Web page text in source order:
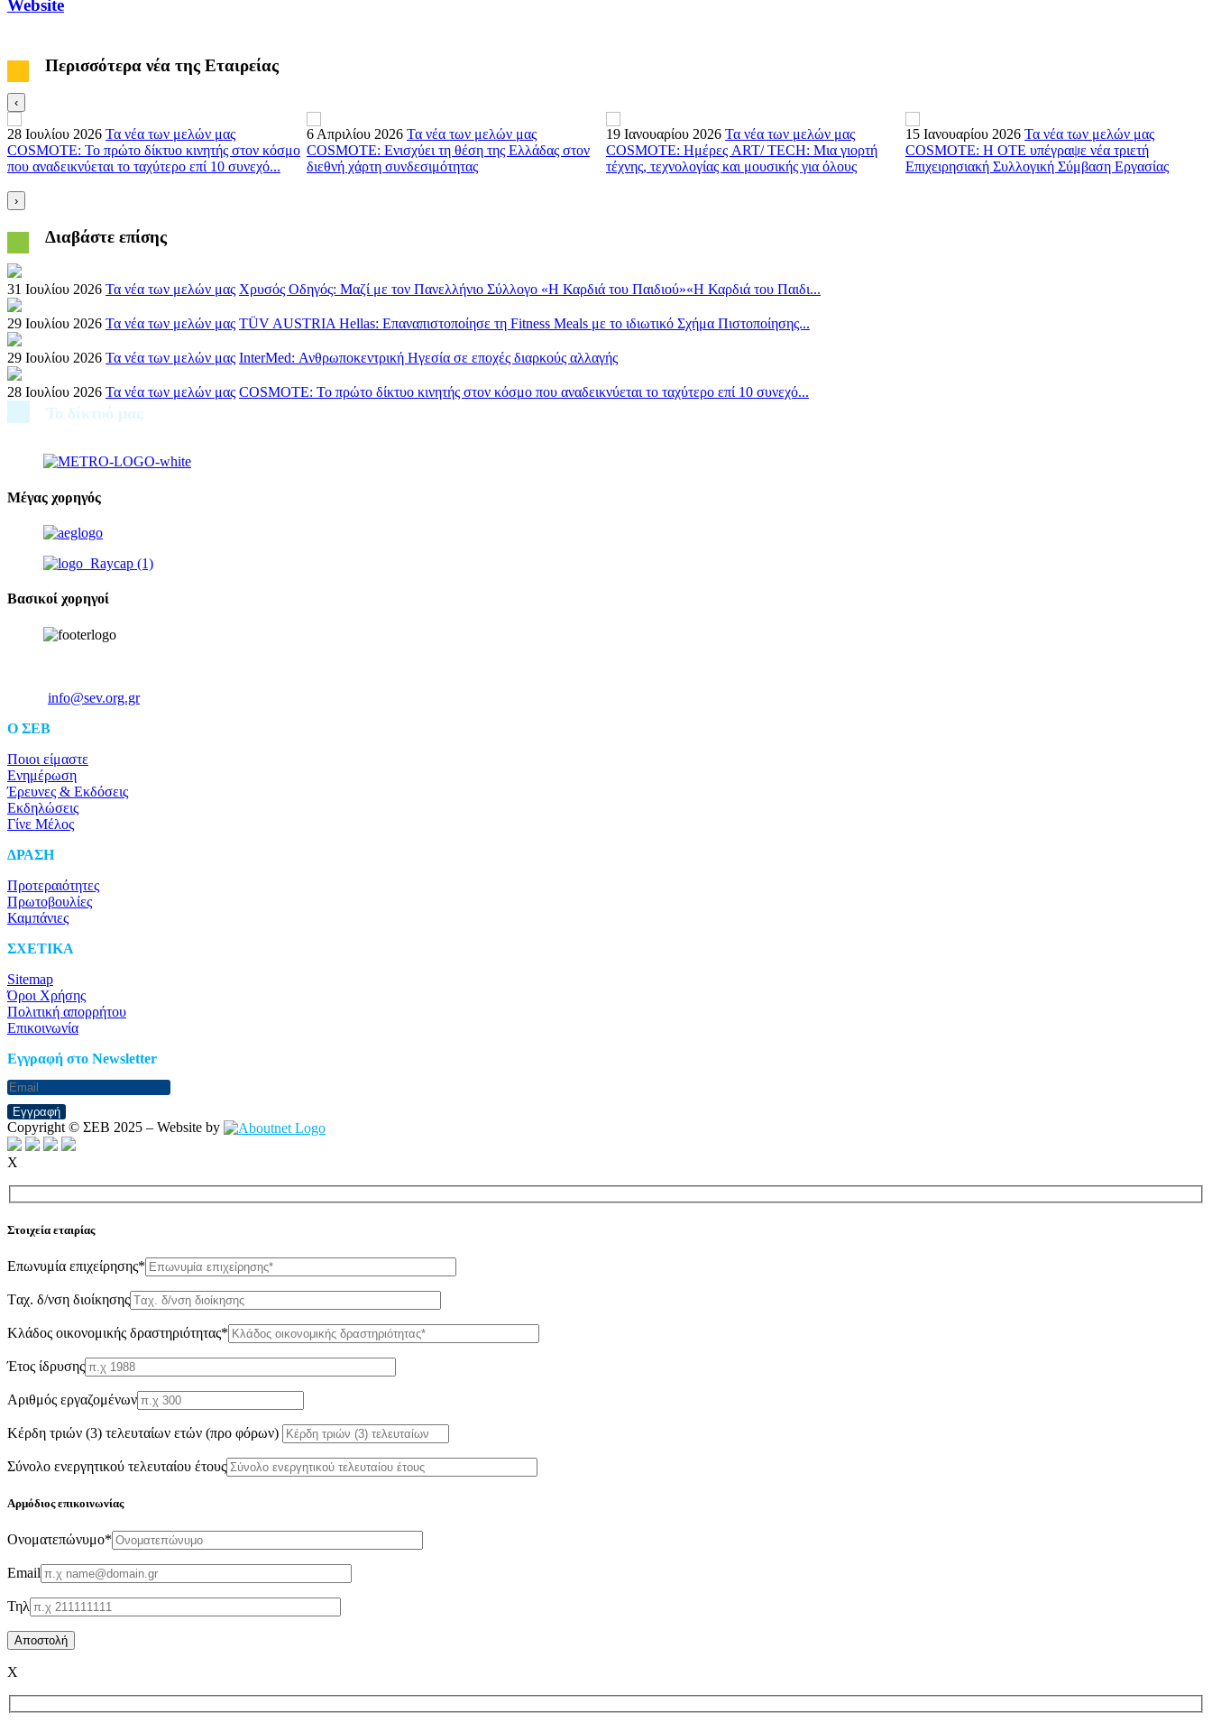
Website
Περισσότερα νέα της Εταιρείας
‹
28 Ιουλίου 2026 Τα νέα των μελών μας
COSMOTE: Το πρώτο δίκτυο κινητής στον κόσμο
που αναδεικνύεται το ταχύτερο επί 10 συνεχό...
6 Απριλίου 2026 Τα νέα των μελών μας
COSMOTE: Ενισχύει τη θέση της Ελλάδας στον
διεθνή χάρτη συνδεσιμότητας
19 Ιανουαρίου 2026 Τα νέα των μελών μας
COSMOTE: Ημέρες ART/ TECH: Μια γιορτή
τέχνης, τεχνολογίας και μουσικής για όλους
15 Ιανουαρίου 2026 Τα νέα των μελών μας
COSMOTE: Η ΟΤΕ υπέγραψε νέα τριετή
Επιχειρησιακή Συλλογική Σύμβαση Εργασίας
›
Διαβάστε επίσης
31 Ιουλίου 2026 Τα νέα των μελών μας Χρυσός Οδηγός: Μαζί με τον Πανελλήνιο Σύλλογο «Η Καρδιά του Παιδιού»«Η Καρδιά του Παιδι...
29 Ιουλίου 2026 Τα νέα των μελών μας TÜV AUSTRIA Hellas: Επαναπιστοποίησε τη Fitness Meals με το ιδιωτικό Σχήμα Πιστοποίησης...
29 Ιουλίου 2026 Τα νέα των μελών μας InterMed: Ανθρωποκεντρική Ηγεσία σε εποχές διαρκούς αλλαγής
28 Ιουλίου 2026 Τα νέα των μελών μας COSMOTE: Το πρώτο δίκτυο κινητής στον κόσμο που αναδεικνύεται το ταχύτερο επί 10 συνεχό...
Το δίκτυό μας
Μέγας χορηγός
Βασικοί χορηγοί
info@sev.org.gr
O ΣΕΒ
Ποιοι είμαστε
Ενημέρωση
Έρευνες & Εκδόσεις
Εκδηλώσεις
Γίνε Μέλος
ΔΡΑΣΗ
Προτεραιότητες
Πρωτοβουλίες
Καμπάνιες
ΣΧΕΤΙΚΑ
Sitemap
Όροι Χρήσης
Πολιτική απορρήτου
Επικοινωνία
Eγγραφή στο Newsletter
Εγγραφή
Copyright © ΣΕΒ 2025 – Website by
X
Στοιχεία εταιρίας
Επωνυμία επιχείρησης*
Tαχ. δ/νση διοίκησης
Κλάδος οικονομικής δραστηριότητας*
Έτος ίδρυσης
Αριθμός εργαζομένων
Κέρδη τριών (3) τελευταίων ετών (προ φόρων)
Σύνολο ενεργητικού τελευταίου έτους
Αρμόδιος επικοινωνίας
Oνοματεπώνυμο*
Email
Τηλ
X